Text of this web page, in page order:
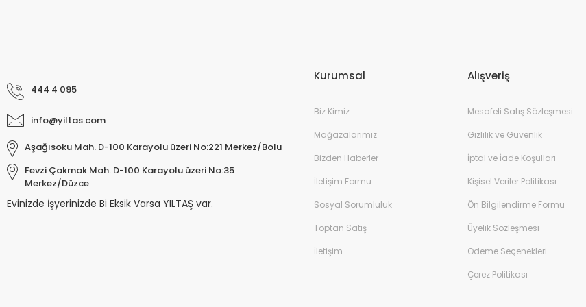
444 4 095
info@yiltas.com
Aşağısoku Mah. D-100 Karayolu üzeri No:221 Merkez/Bolu
Fevzi Çakmak Mah. D-100 Karayolu üzeri No:35
Merkez/Düzce
Evinizde İşyerinizde Bi Eksik Varsa YILTAŞ var.
Kurumsal
Biz Kimiz
Mağazalarımız
Bizden Haberler
İletişim Formu
Sosyal Sorumluluk
Toptan Satış
İletişim
Alışveriş
Mesafeli Satış Sözleşmesi
Gizlilik ve Güvenlik
İptal ve İade Koşulları
Kişisel Veriler Politikası
Ön Bilgilendirme Formu
Üyelik Sözleşmesi
Ödeme Seçenekleri
Çerez Politikası